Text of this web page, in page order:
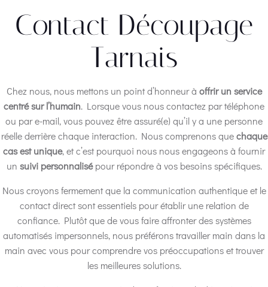
Contact Découpage
Tarnais
Chez nous, nous mettons un point d’honneur à offrir un service
centré sur l’humain. Lorsque vous nous contactez par téléphone
ou par e-mail, vous pouvez être assuré(e) qu’il y a une personne
réelle derrière chaque interaction. Nous comprenons quechaque
cas est unique, et c’est pourquoi nous nous engageons à fournir
un suivi personnalisépour répondre à vos besoins spécifiques.
Nous croyons fermement que la communication authentique et le
contact direct sont essentiels pour établir une relation de
confiance. Plutôt que de vous faire affronter des systèmes
automatisés impersonnels, nous préférons travailler main dans la
main avec vous pour comprendre vos préoccupations et trouver
les meilleures solutions.